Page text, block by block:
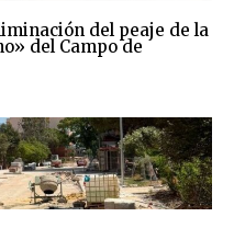
del peaje de la
del Campo de